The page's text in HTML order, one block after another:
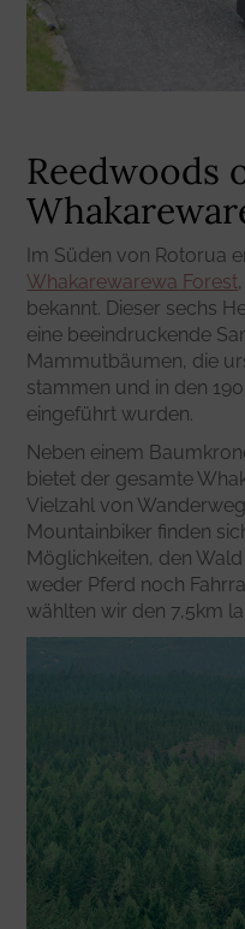
Reedwoods
Im Süden von Rotorua
Whakarewarewa Forest
bekannt. Dieser sechs
eine beeindruckende
Mammutbäumen, die
stammen und in den
eingeführt wurden.
Neben einem
bietet der gesamte
Vielzahl von
Mountainbiker finden
Möglichkeiten, den
weder Pferd noch
wählten wir den 7,5km